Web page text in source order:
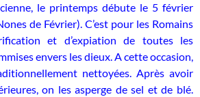
le printemps débute le 5 février
de Février). C’est pour les Romains
et d’expiation de toutes les
envers les dieux. A cette occasion,
nettoyées. Après avoir
on les asperge de sel et de blé.